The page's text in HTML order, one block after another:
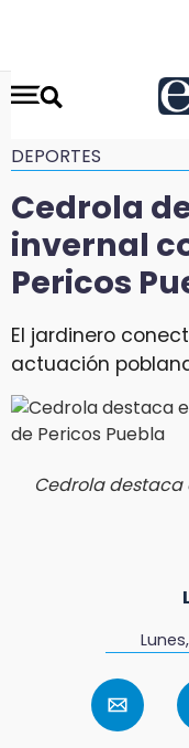
DEPORTES
Cedrola
invernal
Pericos
El jardinero
actuación
Cedrola destaca